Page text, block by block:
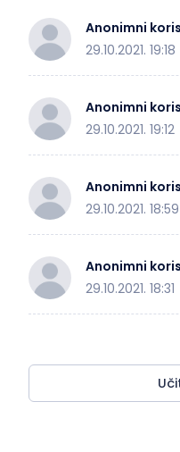
Anonimni
29.10.2021. 19:18
Anonimni
29.10.2021. 19:12
Anonimni
29.10.2021. 18:59
Anonimni
29.10.2021. 18:31